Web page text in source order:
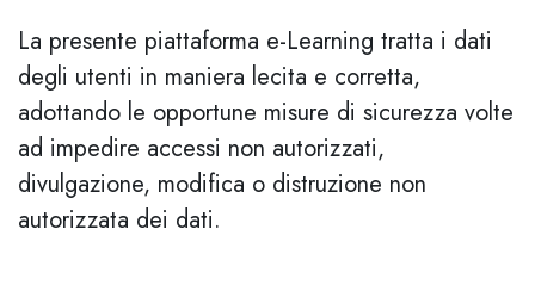
La presente piattaforma e-Learning tratta i dati
degli utenti in maniera lecita e corretta,
adottando le opportune misure di sicurezza volte
ad impedire accessi non autorizzati,
divulgazione, modifica o distruzione non
autorizzata dei dati.